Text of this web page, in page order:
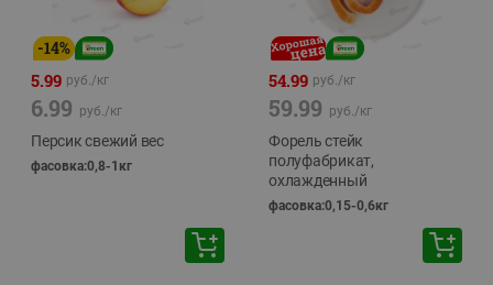
-14%
5.99 руб./кг
6.99 руб./кг
Персик свежий вес
фасовка:0,8-1кг
54.99 руб./кг
59.99 руб./кг
Форель стейк
полуфабрикат,
охлажденный
фасовка:0,15-0,6кг